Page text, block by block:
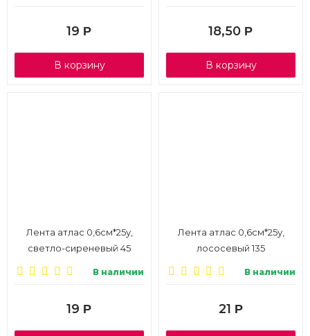
19 Р
В корзину
18,50 Р
В корзину
Лента атлас 0,6см*25у,
светло-сиреневый 45
В наличии
19 Р
Лента атлас 0,6см*25у,
лососевый 135
В наличии
21 Р